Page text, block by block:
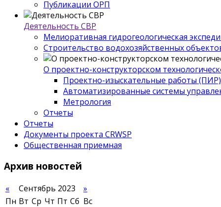
Публикации ОРП
Деятельность СВР
Мелиоративная гидрогеологическая
Строительство водохозяйственных
О проектно-конструкторском
Проектно-изыскательные работы (ПИР)
Автоматизированные системы
Метрология
Отчеты
Отчеты
Документы проекта CRWSP
Общественная приемная
Архив новостей
« Сентябрь 2023
»
Пн Вт Ср Чт Пт Сб Вс